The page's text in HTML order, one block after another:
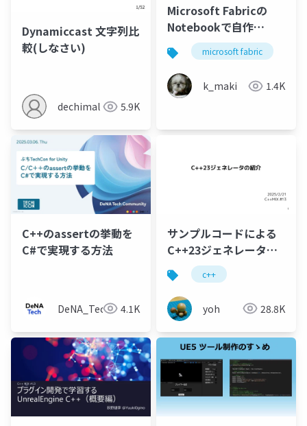
Dynamiccast 文字列比
較(しなさい)
dechimal 5.9K
Microsoft Fabricの
Notebookで自作
Pythonパッケージを
（C++も）
microsoft fabric
k_maki 1.4K
C++のassertの挙動を
C#で実現する方法
DeNA_Tech 4.1K
サンプルコードによる
C++23ジェネレータの
紹介
c++
yoh 28.8K